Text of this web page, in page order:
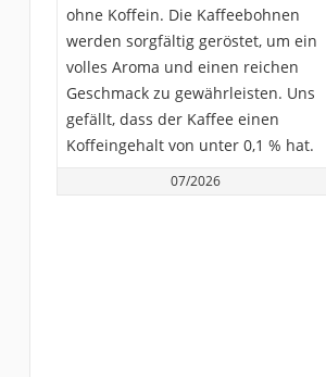
ohne Koffein. Die Kaffeebohnen
werden sorgfältig geröstet, um ein
volles Aroma und einen reichen
Geschmack zu gewährleisten. Uns
gefällt, dass der Kaffee einen
Koffeingehalt von unter 0,1 % hat.
07/2026